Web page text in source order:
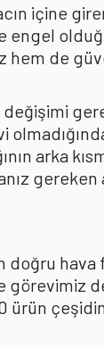
içine
engel
de
arka